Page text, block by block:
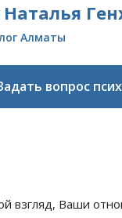
Алматы
вопрос
взгляд, Ваши